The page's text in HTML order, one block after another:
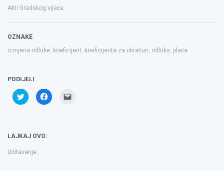
Akti Gradskog vijeća
OZNAKE
izmjena odluke, koeficijent, koeficijenta za obračun, odluka, plaća
PODIJELI
Podijeli
na
Twitteru
u
prozoru)
Klikom
podijelite
u to
LAJKAJ OVO:
Učitavanje...